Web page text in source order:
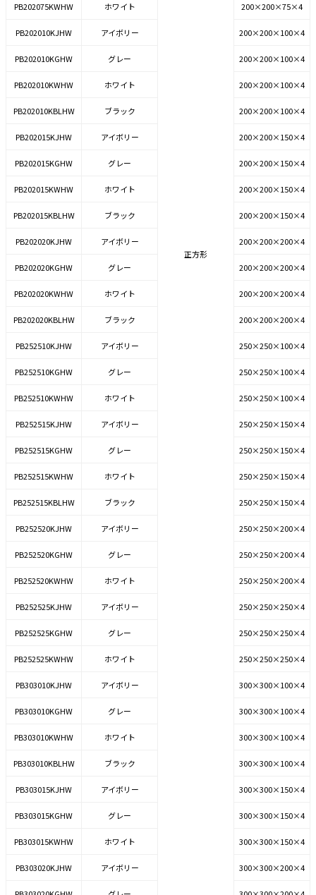
正方形
PB202075KWHW ホワイト 200×200×75×4
PB202010KJHW アイボリー 200×200×100×4
PB202010KGHW グレー 200×200×100×4
PB202010KWHW ホワイト 200×200×100×4
PB202010KBLHW ブラック 200×200×100×4
PB202015KJHW アイボリー 200×200×150×4
PB202015KGHW グレー 200×200×150×4
PB202015KWHW ホワイト 200×200×150×4
PB202015KBLHW ブラック 200×200×150×4
PB202020KJHW アイボリー 200×200×200×4
PB202020KGHW グレー 200×200×200×4
PB202020KWHW ホワイト 200×200×200×4
PB202020KBLHW ブラック 200×200×200×4
PB252510KJHW アイボリー 250×250×100×4
PB252510KGHW グレー 250×250×100×4
PB252510KWHW ホワイト 250×250×100×4
PB252515KJHW アイボリー 250×250×150×4
PB252515KGHW グレー 250×250×150×4
PB252515KWHW ホワイト 250×250×150×4
PB252515KBLHW ブラック 250×250×150×4
PB252520KJHW アイボリー 250×250×200×4
PB252520KGHW グレー 250×250×200×4
PB252520KWHW ホワイト 250×250×200×4
PB252525KJHW アイボリー 250×250×250×4
PB252525KGHW グレー 250×250×250×4
PB252525KWHW ホワイト 250×250×250×4
PB303010KJHW アイボリー 300×300×100×4
PB303010KGHW グレー 300×300×100×4
PB303010KWHW ホワイト 300×300×100×4
PB303010KBLHW ブラック 300×300×100×4
PB303015KJHW アイボリー 300×300×150×4
PB303015KGHW グレー 300×300×150×4
PB303015KWHW ホワイト 300×300×150×4
PB303020KJHW アイボリー 300×300×200×4